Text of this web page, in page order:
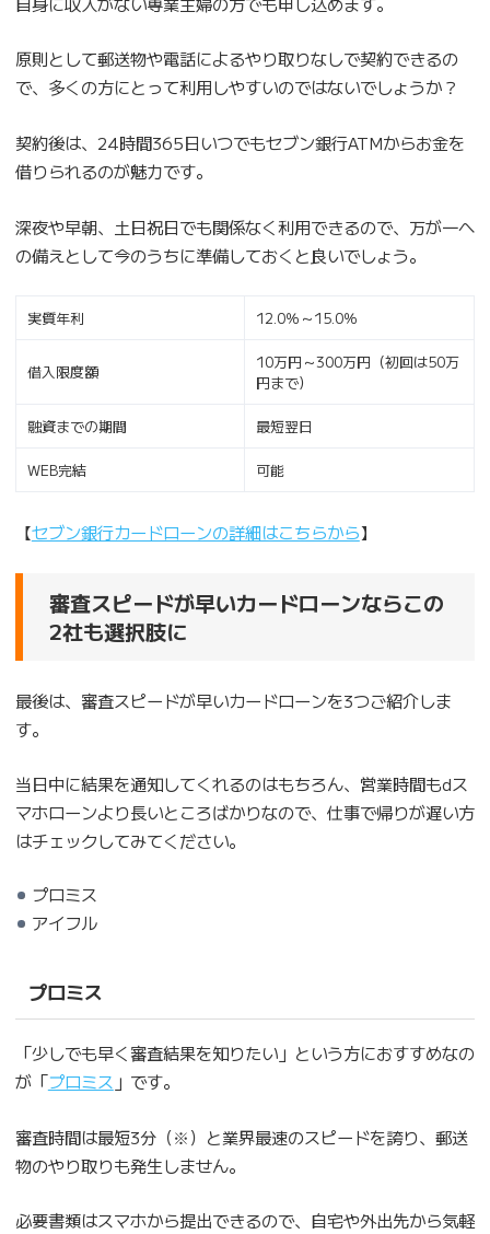
原則として郵送物や電話によるやり取りなしで契約できるの
で、多くの方にとって利用しやすいのではないでしょうか？
契約後は、24時間365日いつでもセブン銀行ATMからお金を
借りられるのが魅力です。
深夜や早朝、土日祝日でも関係なく利用できるので、万が一へ
の備えとして今のうちに準備しておくと良いでしょう。
実質年利 12.0％～15.0％
借入限度額
10万円～300万円（初回は50万
円まで）
融資までの期間 最短翌日
WEB完結 可能
【セブン銀行カードローンの詳細はこちらから】
審査スピードが早いカードローンならこの
2社も選択肢に
最後は、審査スピードが早いカードローンを3つご紹介しま
す。
当日中に結果を通知してくれるのはもちろん、営業時間もdス
マホローンより長いところばかりなので、仕事で帰りが遅い方
はチェックしてみてください。
プロミス
アイフル
プロミス
「少しでも早く審査結果を知りたい」という方におすすめなの
が「プロミス 」です。
審査時間は最短3分（※）と業界最速のスピードを誇り、郵送
物のやり取りも発生しません。
必要書類はスマホから提出できるので、自宅や外出先から気軽